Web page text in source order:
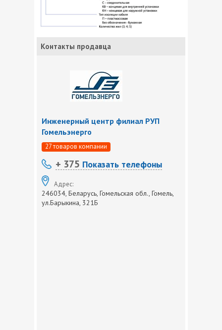
Контакты продавца
Инженерный центр филиал РУП
Гомельэнерго
27 товаров компании
+ 375 Показать телефоны
Адрес:
246034, Беларусь, Гомельская обл., Гомель,
ул.Барыкина, 321Б